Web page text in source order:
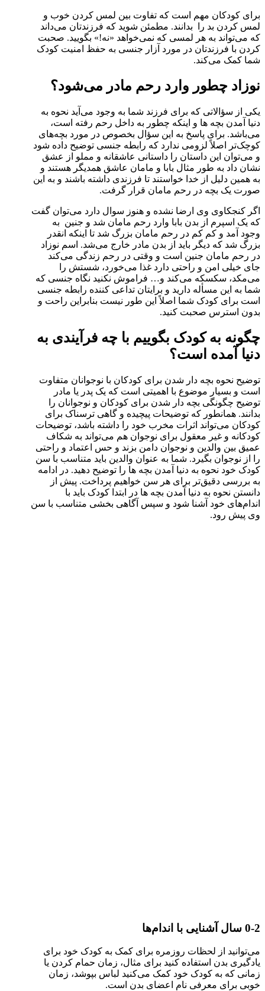
برای کودکان مهم است که تفاوت بین لمس کردن خوب و
لمس کردن بد را بدانند. مطمئن شوید که فرزندتان می‌داند
که می‌تواند به هر لمسی که نمی‌خواهد «نه!» بگویید. صحبت
کردن با فرزندتان در مورد آزار جنسی به حفظ امنیت کودک
شما کمک می‌کند.
نوزاد چطور وارد رحم مادر می‌شود؟
یکی از سؤالاتی که برای فرزند شما به وجود می‌آید نحوه به
دنیا آمدن بچه ها و اینکه چطور به داخل رحم رفته است،
می‌باشد. برای پاسخ به این سؤال بخصوص در مورد بچه‌های
کوچک‌تر اصلاً لزومی ندارد که رابطه جنسی توضیح داده شود
و می‌توان این داستان را داستانی عاشقانه و مملو از عشق
نشان داد به طور مثال بابا و مامان عاشق همدیگر هستند و
به همین دلیل از خدا خواستند تا فرزندی داشته باشند و به این
صورت یک بچه در رحم مامان قرار گرفت.
اگر کنجکاوی وی ارضا نشده و هنوز سوال دارد می‌توان گفت
که یک اسپرم از بدن بابا وارد رحم مامان شد و جنین به
وجود آمد و کم کم در رحم مامان بزرگ شد تا اینکه انقدر
بزرگ شد که دیگر باید از بدن مادر خارج می‌شد. اسم نوزاد
در رحم مامان جنین است و وقتی در رحم زندگی می‌کند
جای خیلی امن و راحتی دارد غذا می‌خورد، شستش را
می‌مکد، سکسکه می‌کند و… فراموش نکنید نگاه جنسی که
شما به این مسأله دارید و برایتان تداعی کننده رابطه جنسی
است برای کودک شما اصلاً این طور نیست بنابراین راحت و
بدون استرس صحبت کنید.
چگونه به کودک بگوییم با چه فرآیندی به
دنیا آمده است؟
توضیح نحوه بچه دار شدن برای کودکان با نوجوانان متفاوت
است و بسیار موضوع با اهمیتی است که یک پدر یا مادر
توضیح چگونگی بچه دار شدن برای کودکان و نوجوانان را
بدانند. همانطور که توضیحات پیچیده و گاهی ترسناک برای
کودکان می‌تواند اثرات مخرب خود را داشته باشد، توضیحات
کودکانه و غیر معقول برای نوجوان هم می‌تواند به شکاف
عمیق بین والدین و نوجوان دامن بزند و حس اعتماد و راحتی
را از نوجوان بگیرد. شما به عنوان والدین باید متناسب با سن
کودک خود نحوه به دنیا آمدن بچه ها را توضیح دهید. در ادامه
به بررسی دقیق‌تر برای هر سن خواهیم پرداخت. پیش از
دانستن نحوه به دنیا آمدن بچه ها در ابتدا کودک باید با
اندام‌های خود آشنا شود و سپس آگاهی بخشی متناسب با سن
وی پیش رود.
0-2 سال آشنایی با اندام‌ها
می‌توانید از لحظات روزمره برای کمک به کودک خود برای
یادگیری بدن استفاده کنید برای مثال، زمان حمام کردن یا
زمانی که به کودک خود کمک می‌کنید لباس بپوشد، زمان
خوبی برای معرفی نام اعضای بدن است.